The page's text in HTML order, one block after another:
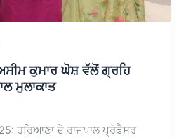
ਕੁਮਾਰ ਘੋਸ਼ ਵੱਲੋਂ ਗ੍ਰਹਿ
ਮੁਲਾਕਾਤ
ਹਰਿਆਣਾ ਦੇ ਰਾਜਪਾਲ ਪ੍ਰੋਫੈਸਰ